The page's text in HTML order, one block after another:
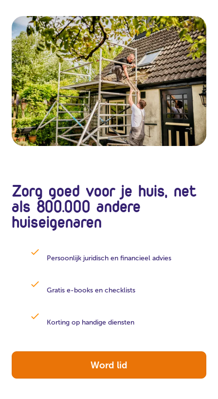
Zorg goed voor je huis, net
als 800.000 andere
huiseigenaren
Persoonlijk juridisch en financieel advies
Gratis e-books en checklists
Korting op handige diensten
Word lid